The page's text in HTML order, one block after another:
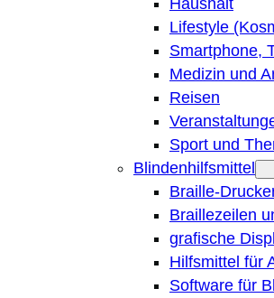
Lifestyle
Smartphone,
Medizin und
Reisen
Sport und
Blindenhilfsmittel
Braille-
Braillezeilen
grafische
Hilfsmittel für
Software für